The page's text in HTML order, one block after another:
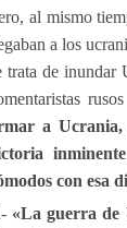
al mismo
a los
trata de inundar
a Ucrania,
con esa
«La guerra de